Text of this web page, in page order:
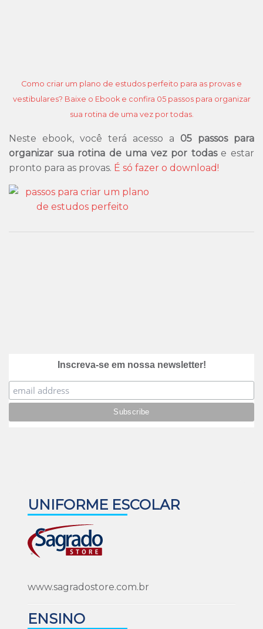
Como criar um plano de estudos perfeito para as provas e
vestibulares? Baixe o Ebook e confira 05 passos para organizar
sua rotina de uma vez por todas.
Neste ebook, você terá acesso a 05 passos para
organizar sua rotina de uma vez por todas e estar
pronto para as provas. É só fazer o download!
Inscreva-se em nossa newsletter!
UNIFORME ESCOLAR
www.sagradostore.com.br
ENSINO